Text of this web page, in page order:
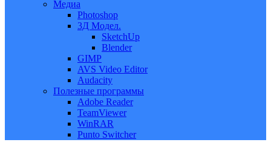
Медиа
Photoshop
3Д Модел.
SketchUp
Blender
GIMP
AVS Video Editor
Audacity
Полезные программы
Adobe Reader
TeamViewer
WinRAR
Punto Switcher